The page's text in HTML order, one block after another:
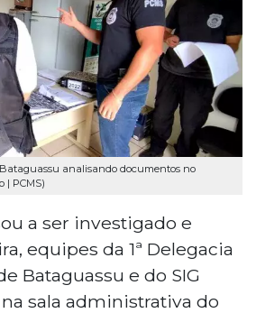
analisando documentos no
| PCMS)
a ser investigado e
equipes da 1ª Delegacia
Bataguassu e do SIG
sala administrativa do